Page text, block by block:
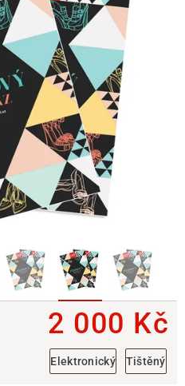
2 000 Kč
Elektronický Tištěný